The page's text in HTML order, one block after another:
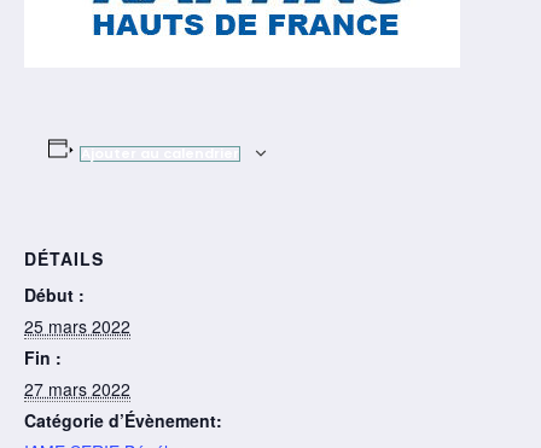
Ajouter au calendrier
DÉTAILS
Début :
25 mars 2022
Fin :
27 mars 2022
Catégorie d’Évènement: